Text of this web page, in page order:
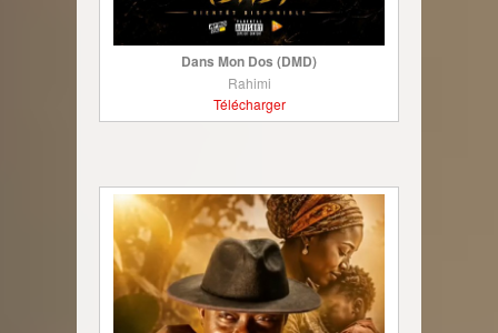
Dans Mon Dos (DMD)
Rahimi
Télécharger